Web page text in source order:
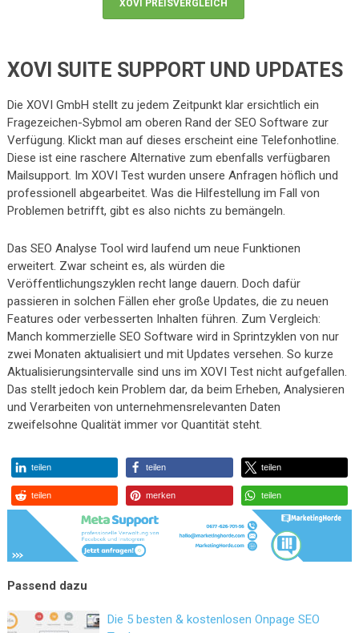
XOVI PREISVERGLEICH
XOVI SUITE SUPPORT UND UPDATES
Die XOVI GmbH stellt zu jedem Zeitpunkt klar ersichtlich ein
Fragezeichen-Sybmol am oberen Rand der SEO Software zur
Verfügung. Klickt man auf dieses erscheint eine Telefonhotline.
Diese ist eine raschere Alternative zum ebenfalls verfügbaren
Mailsupport. Im XOVI Test wurden unsere Anfragen höflich und
professionell abgearbeitet. Was die Hilfestellung im Fall von
Problemen betrifft, gibt es also nichts zu bemängeln.
Das SEO Analyse Tool wird laufend um neue Funktionen
erweitert. Zwar scheint es, als würden die
Veröffentlichungszyklen recht lange dauern. Doch dafür
passieren in solchen Fällen eher große Updates, die zu neuen
Features oder verbesserten Inhalten führen. Zum Vergleich:
Manch kommerzielle SEO Software wird in Sprintzyklen von nur
zwei Monaten aktualisiert und mit Updates versehen. So kurze
Aktualisierungsintervalle sind uns im XOVI Test nicht aufgefallen.
Das stellt jedoch kein Problem dar, da beim Erheben, Analysieren
und Verarbeiten von unternehmensrelevanten Daten
zweifelsohne Qualität immer vor Quantität steht.
teilen teilen teilen
teilen merken teilen
Die 5 besten & kostenlosen Onpage SEO